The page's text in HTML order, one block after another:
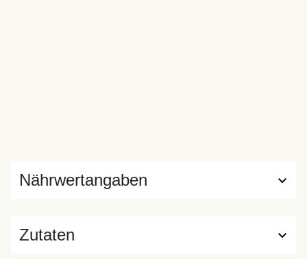
Zutaten
Nährwertangaben